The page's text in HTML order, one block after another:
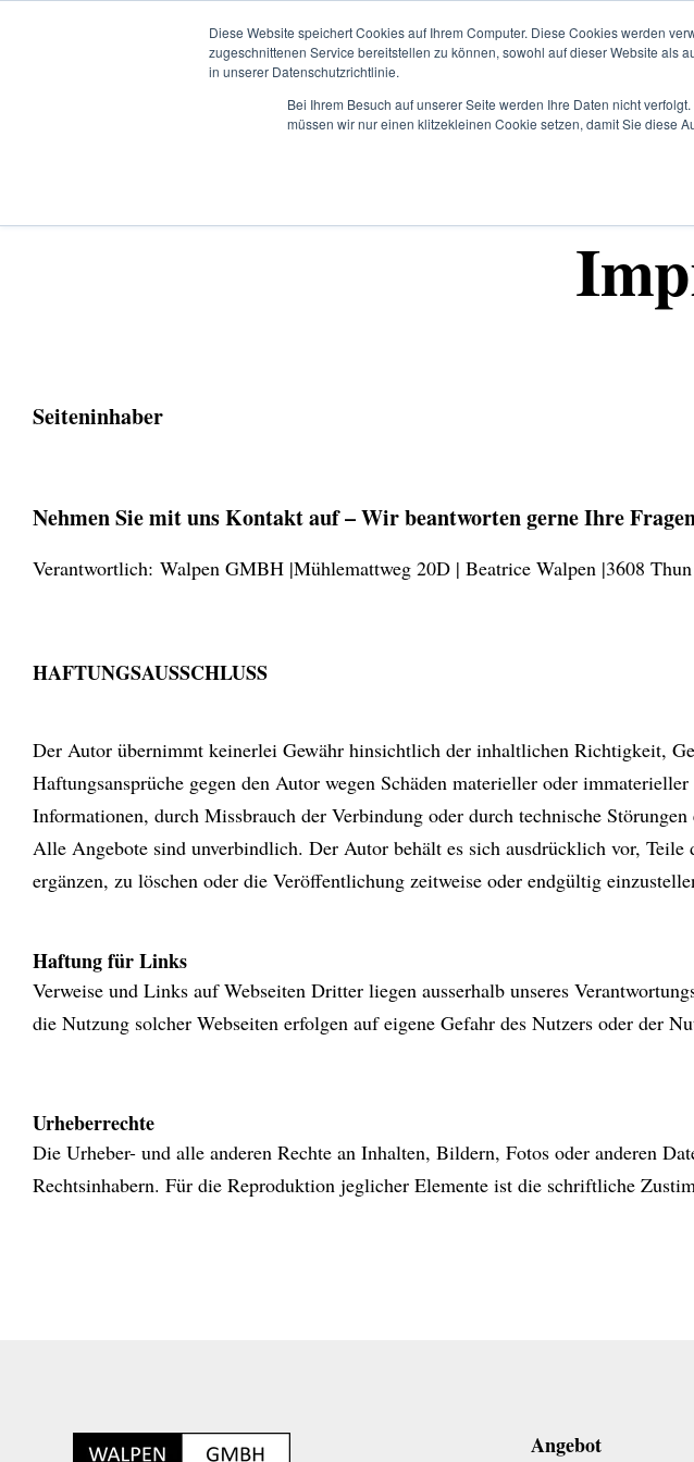
Diese Website speichert Cookies auf Ihrem Computer. Diese Cookies werden
zugeschnittenen Service bereitstellen zu können, sowohl auf dieser Website als
in unserer Datenschutzrichtlinie.
Bei Ihrem Besuch auf unserer Seite werden Ihre Daten nicht
müssen wir nur einen klitzekleinen Cookie setzen, damit Sie diese
SKIP
Seiteninhaber
Nehmen Sie mit uns Kontakt auf – Wir beantworten gerne Ihre
Verantwortlich: Walpen GMBH |Mühlemattweg 20D | Beatrice Walpen |3608
HAFTUNGSAUSSCHLUSS
Der Autor übernimmt keinerlei Gewähr hinsichtlich der inhaltlichen Richtigkeit,
Haftungsansprüche gegen den Autor wegen Schäden materieller oder
Informationen, durch Missbrauch der Verbindung oder durch technische Störungen
Alle Angebote sind unverbindlich. Der Autor behält es sich ausdrücklich vor,
ergänzen, zu löschen oder die Veröffentlichung zeitweise oder endgültig
Haftung für Links
Verweise und Links auf Webseiten Dritter liegen ausserhalb unseres
die Nutzung solcher Webseiten erfolgen auf eigene Gefahr des Nutzers oder der
Urheberrechte
Die Urheber- und alle anderen Rechte an Inhalten, Bildern, Fotos oder anderen
Rechtsinhabern. Für die Reproduktion jeglicher Elemente ist die schriftliche
Angebot